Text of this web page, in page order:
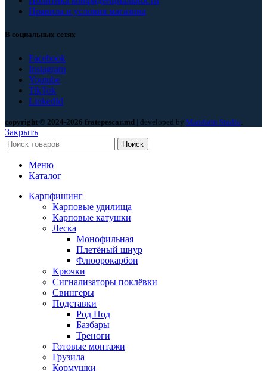
Правила и условия магазина
В социальных сетях
Facebook
Instagram
Youtube
TikTok
LinkedId
copyright © 2024-2026 fratepescar.md | developed by Mandarin Studio
Закрыть
Поиск
Меню
Каталог
Карпфишинг
Карповые удилища
Карповые катушки
Леска
Монофильная
Плетёный шнур
Флюорокарбон
Крючки
Сигнализаторы поклёвки
Свингеры
Подставки
Род Под
Базбары
Треноги
Готовые монтажи
Грузила
Кормушки